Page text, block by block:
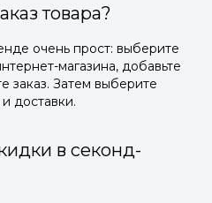
товара?
очень прост: выберите
магазина, добавьте
заказ. Затем выберите
доставки.
в секонд-